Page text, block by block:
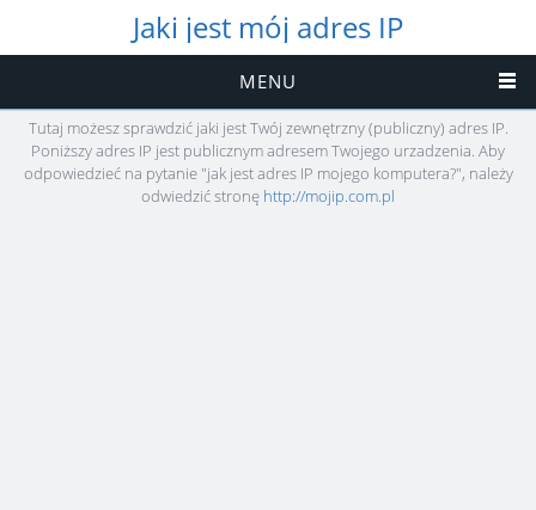
Jaki jest mój adres IP
MENU
Tutaj możesz sprawdzić jaki jest Twój zewnętrzny (publiczny) adres IP.
Poniższy adres IP jest publicznym adresem Twojego urzadzenia. Aby
odpowiedzieć na pytanie "jak jest adres IP mojego komputera?", należy
odwiedzić stronę http://mojip.com.pl